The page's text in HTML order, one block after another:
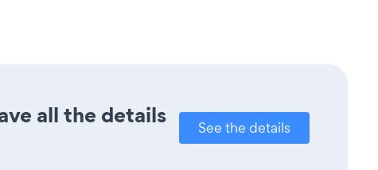
all the details
See the details